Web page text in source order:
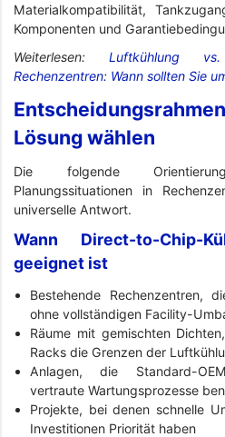
Materialkompatibilität,
Komponenten und
Weiterlesen: Luftkühlung
Rechenzentren: Wann sollten Sie
Lösung wählen
Die folgende
Planungssituationen in
universelle Antwort.
Wann Direct-to-Chip-
geeignet ist
Bestehende Rechenzentren,
ohne vollständigen Facility-
Räume mit gemischten
Racks die Grenzen der
Anlagen, die Standard-
vertraute Wartungsprozesse
Projekte, bei denen schnelle
Investitionen Priorität haben